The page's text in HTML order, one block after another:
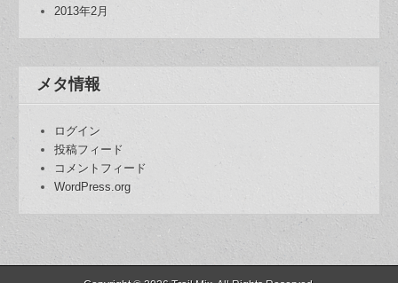
2013年2月
メタ情報
ログイン
投稿フィード
コメントフィード
WordPress.org